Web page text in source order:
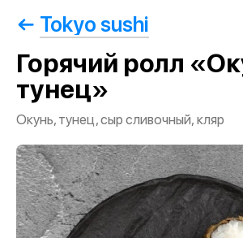
Tokyo sushi
Горячий ролл
тунец»
Окунь, тунец, сыр сливочный, кляр